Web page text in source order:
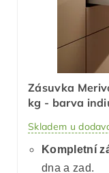
Zásuvka
kg - barva
Skladem u
Kompletní
dna a zad.